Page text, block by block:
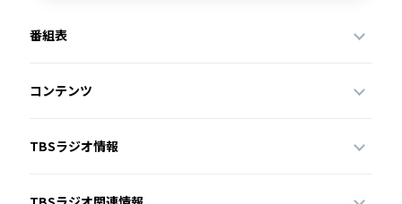
番組表
コンテンツ
TBSラジオ情報